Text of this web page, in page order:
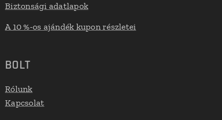
Biztonsági adatlapok
A 10 %-os ajándék kupon részletei
BOLT
Rólunk
Kapcsolat